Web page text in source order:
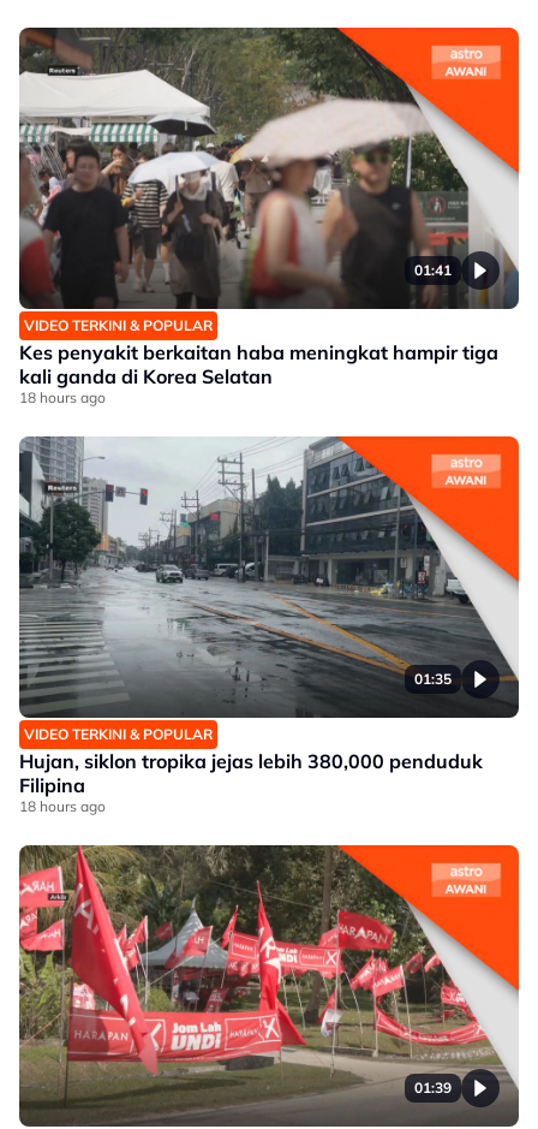
01:41
VIDEO TERKINI & POPULAR
Kes penyakit berkaitan haba meningkat hampir tiga
kali ganda di Korea Selatan
18 hours ago
01:35
VIDEO TERKINI & POPULAR
Hujan, siklon tropika jejas lebih 380,000 penduduk
Filipina
18 hours ago
01:39